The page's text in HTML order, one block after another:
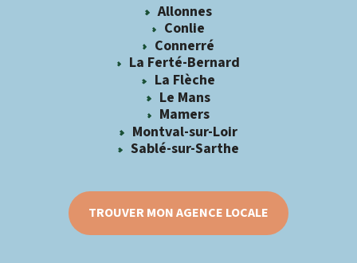
Allonnes
Conlie
Connerré
La Ferté-Bernard
La Flèche
Le Mans
Mamers
Montval-sur-Loir
Sablé-sur-Sarthe
TROUVER MON AGENCE LOCALE